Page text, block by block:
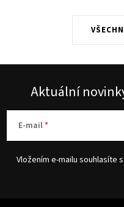
Aktuální
E-mail
Vložením e-mailu souhlasíte s